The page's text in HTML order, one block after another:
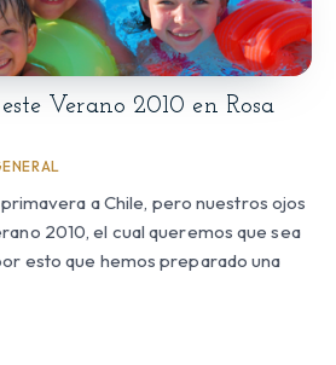
Verano 2010 en Rosa
primavera a Chile, pero nuestros ojos
2010, el cual queremos que sea
esto que hemos preparado una